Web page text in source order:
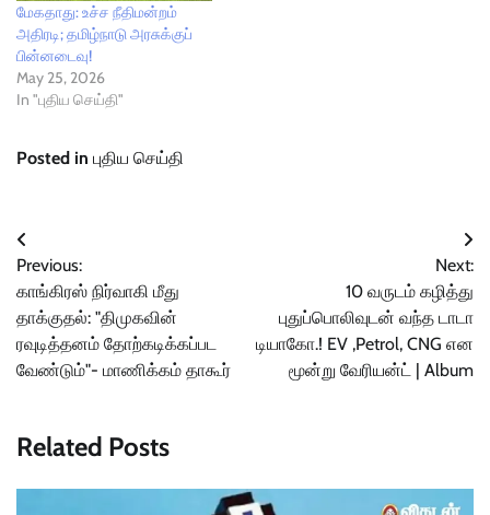
மேகதாது: உச்ச நீதிமன்றம்
அதிரடி; தமிழ்நாடு அரசுக்குப்
பின்னடைவு!
May 25, 2026
In "புதிய செய்தி"
Posted in புதிய செய்தி
Post
navigation
Previous:
காங்கிரஸ் நிர்வாகி மீது
தாக்குதல்: "திமுகவின்
ரவுடித்தனம் தோற்கடிக்கப்பட
வேண்டும்"- மாணிக்கம் தாகூர்
Next:
10 வருடம் கழித்து
புதுப்பொலிவுடன் வந்த டாடா
டியாகோ.! EV ,Petrol, CNG என
மூன்று வேரியன்ட் | Album
Related Posts